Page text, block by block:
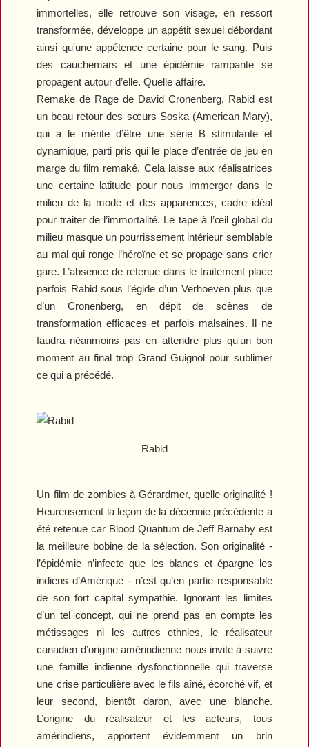
immortelles, elle retrouve son visage, en ressort
transformée, développe un appétit sexuel débordant
ainsi qu'une appétence certaine pour le sang. Puis
des cauchemars et une épidémie rampante se
propagent autour d’elle. Quelle affaire.
Remake de Rage de David Cronenberg, Rabidest
un beau retour des sœurs Soska (American Mary),
qui a le mérite d’être une série B stimulante et
dynamique, parti pris qui le place d’entrée de jeu en
marge du film remaké. Cela laisse aux réalisatrices
une certaine latitude pour nous immerger dans le
milieu de la mode et des apparences, cadre idéal
pour traiter de l’immortalité. Le tape à l’œil global du
milieu masque un pourrissement intérieur semblable
au mal qui ronge l’héroïne et se propage sans crier
gare. L’absence de retenue dans le traitement place
parfois Rabidsous l’égide d’un Verhoeven plus que
d’un Cronenberg, en dépit de scènes de
transformation efficaces et parfois malsaines. Il ne
faudra néanmoins pas en attendre plus qu'un bon
moment au final trop Grand Guignol pour sublimer
ce qui a précédé.
Rabid
Un film de zombies à Gérardmer, quelle originalité !
Heureusement la leçon de la décennie précédente a
été retenue car Blood Quantum de Jeff Barnaby est
la meilleure bobine de la sélection. Son originalité -
l’épidémie n’infecte que les blancs et épargne les
indiens d’Amérique - n’est qu’en partie responsable
de son fort capital sympathie. Ignorant les limites
d’un tel concept, qui ne prend pas en compte les
métissages ni les autres ethnies, le réalisateur
canadien d’origine amérindienne nous invite à suivre
une famille indienne dysfonctionnelle qui traverse
une crise particulière avec le fils aîné, écorché vif, et
leur second, bientôt daron, avec une blanche.
L’origine du réalisateur et les acteurs, tous
amérindiens, apportent évidemment un brin